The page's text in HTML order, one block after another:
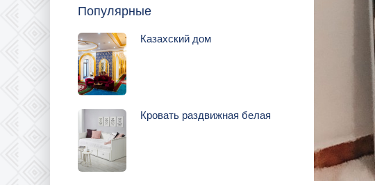
Популярные
Казахский дом
Кровать раздвижная белая